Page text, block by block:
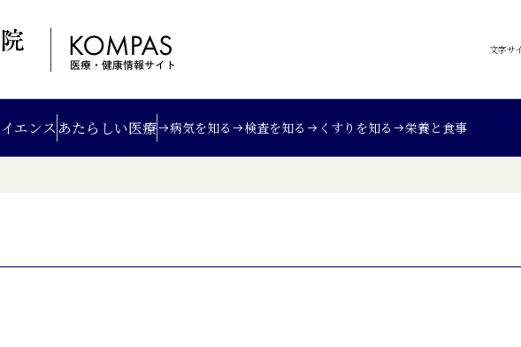
文字サ
エンス あたらしい医療 病気を知る 検査を知る くすりを知る 栄養と食事